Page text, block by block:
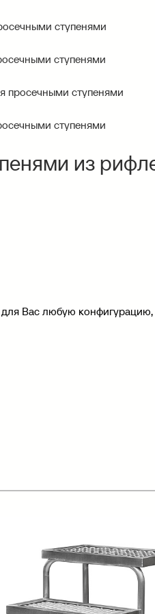
ступенями
ступенями
просечными ступенями
ступенями
из
Вас любую